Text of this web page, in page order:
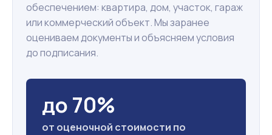
обеспечением: квартира, дом, участок, гараж
или коммерческий объект. Мы заранее
оцениваем документы и объясняем условия
до подписания.
до 70%
от оценочной стоимости по